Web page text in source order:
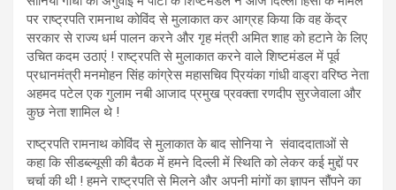
पर राष्ट्रपति रामनाथ कोविंद से मुलाकात कर आग्रह किया कि वह केंद्र
सरकार से राज्य धर्म पालन करने और गृह मंत्री अमित शाह को हटाने के लिए
उचित कदम उठाएं ! राष्ट्रपति से मुलाकात करने वाले शिष्टमंडल में पूर्व
प्रधानमंत्री मनमोहन सिंह कांग्रेस महासचिव प्रियंका गांधी वाड्रा वरिष्ठ नेता
अहमद पटेल एक गुलाम नबी आजाद प्रमुख प्रवक्ता रणदीप सुरजेवाला और
कुछ नेता शामिल थे !
राष्ट्रपति रामनाथ कोविंद से मुलाकात के बाद सोनिया ने संवाददाताओं से
कहा कि सीडब्ल्यूसी की बैठक में हमने दिल्ली में स्थिति को लेकर कई मुद्दों पर
चर्चा की थी ! हमने राष्ट्रपति से मिलने और अपनी मांगों का ज्ञापन सौंपने का